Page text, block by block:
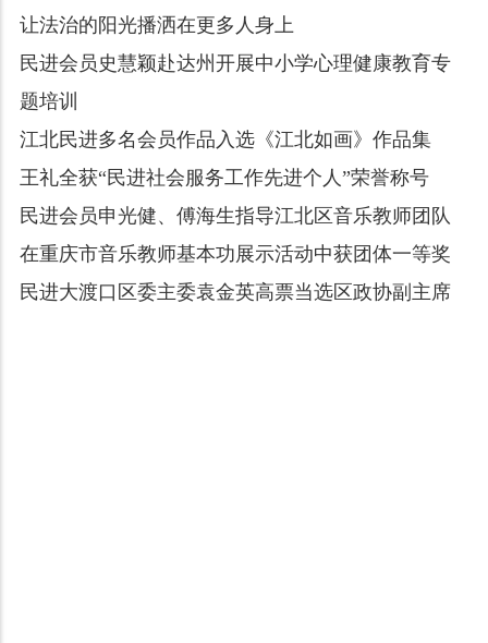
让法治的阳光播洒在更多人身上
民进会员史慧颖赴达州开展中小学心理健康教育专
题培训
江北民进多名会员作品入选《江北如画》作品集
王礼全获“民进社会服务工作先进个人”荣誉称号
民进会员申光健、傅海生指导江北区音乐教师团队
在重庆市音乐教师基本功展示活动中获团体一等奖
民进大渡口区委主委袁金英高票当选区政协副主席